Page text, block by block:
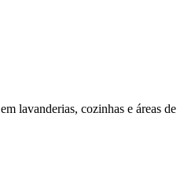
em lavanderias, cozinhas e áreas de